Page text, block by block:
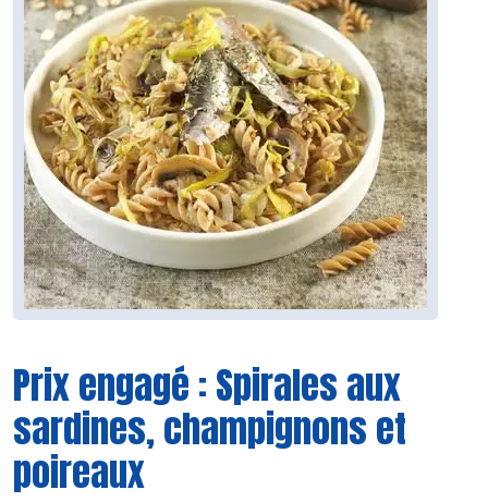
Prix engagé : Spirales aux
sardines, champignons et
poireaux